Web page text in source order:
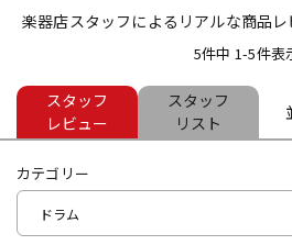
ベース
ドラム
楽器店スタッフによるリアルな商品レ
5件中 1-5件表
スタッフ
レビュー
スタッフ
リスト
カテゴリー
ドラム